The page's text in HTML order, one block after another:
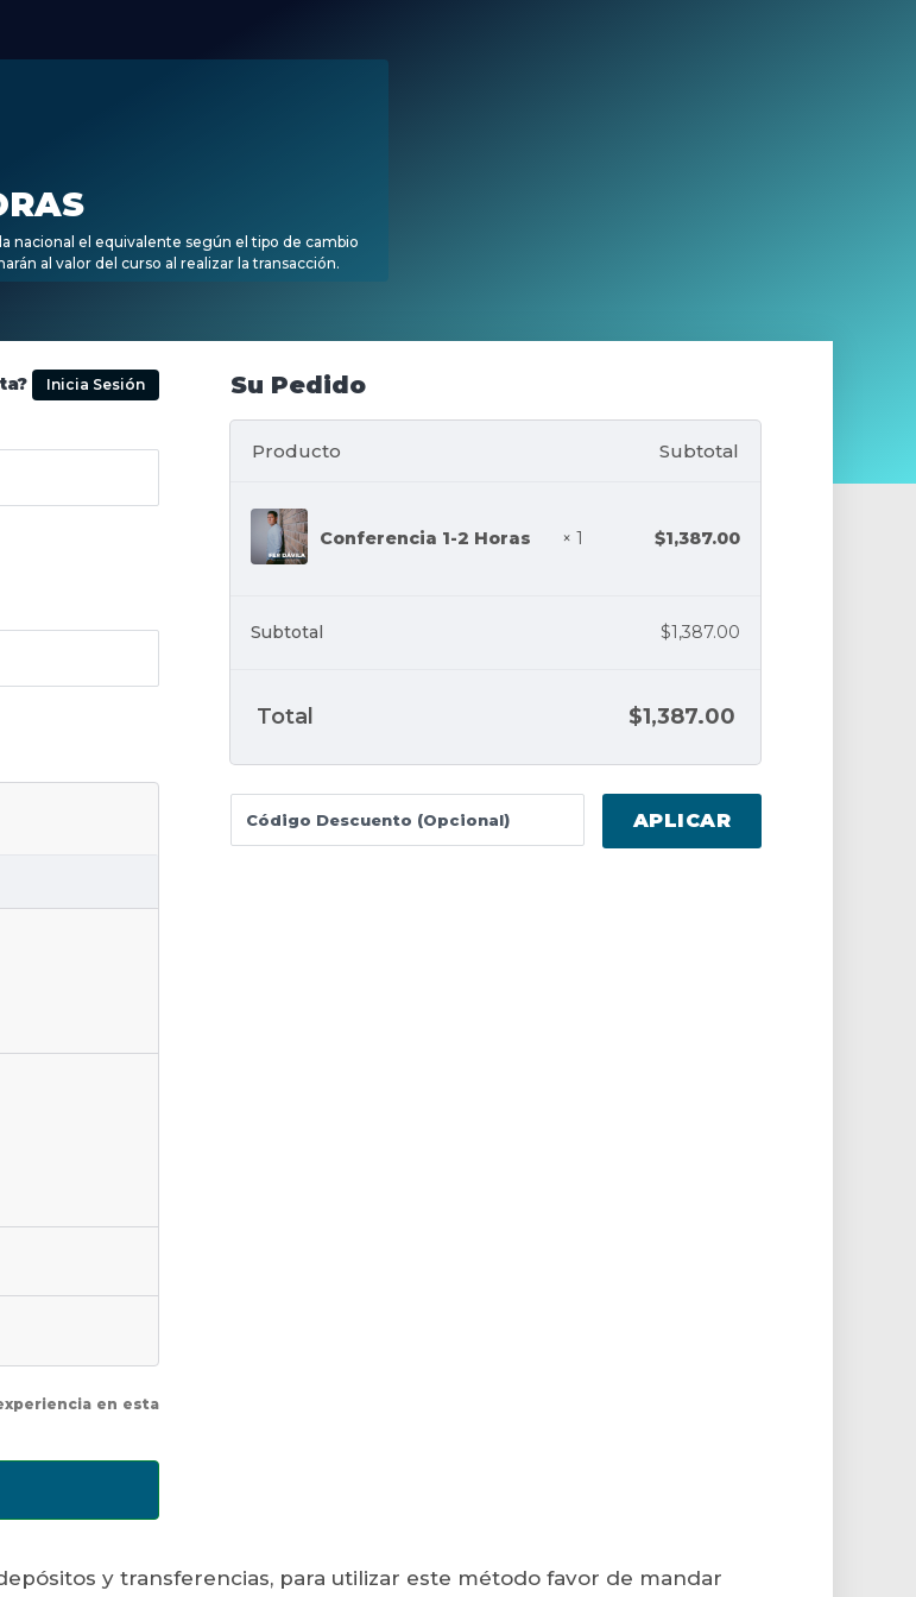
nacional el equivalente según el tipo de cambio
al valor del curso al realizar la transacción.
Inicia Sesión
en esta
Su Pedido
Producto Subtotal
Conferencia 1-2 Horas × 1 $1,387.00
Subtotal $1,387.00
Total $1,387.00
APLICAR
y transferencias, para utilizar este método favor de mandar